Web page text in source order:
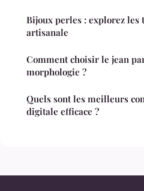
Bijoux perles : explorez
artisanale
Comment choisir le jean
morphologie ?
Quels sont les meilleurs
digitale efficace ?